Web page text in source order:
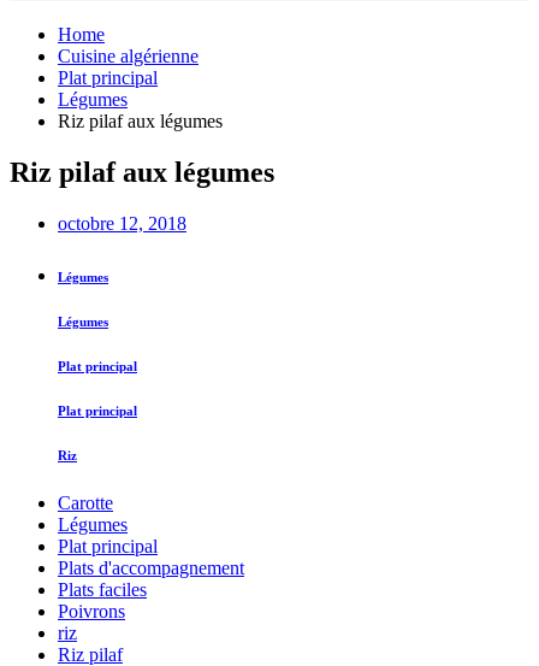
Home
Cuisine algérienne
Plat principal
Légumes
Riz pilaf aux légumes
Riz pilaf aux légumes
octobre 12, 2018
Légumes
Légumes
Plat principal
Plat principal
Riz
Carotte
Légumes
Plat principal
Plats d'accompagnement
Plats faciles
Poivrons
riz
Riz pilaf